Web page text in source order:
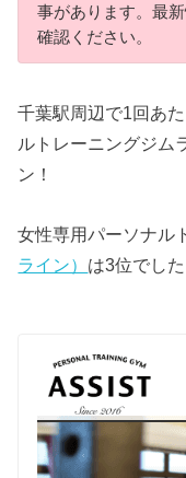
事があります。最
確認ください。
千葉駅周辺で1回あ
ルトレーニングジム
ン！
女性専用パーソナル
ライン） は3位でした